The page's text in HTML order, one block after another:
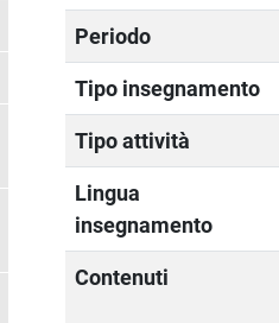
Periodo
Tipo insegnamento
Tipo attività
Lingua
insegnamento
Contenuti